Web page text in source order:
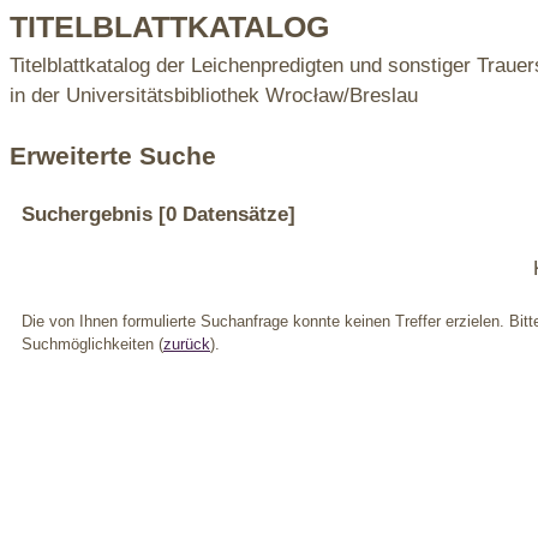
TITELBLATTKATALOG
Titelblattkatalog der Leichenpredigten und sonstiger
in der Universitätsbibliothek Wrocław/Breslau
Erweiterte Suche
Suchergebnis [0 Datensätze]
Die von Ihnen formulierte Suchanfrage konnte keinen Treffer erzielen.
Suchmöglichkeiten (zurück).